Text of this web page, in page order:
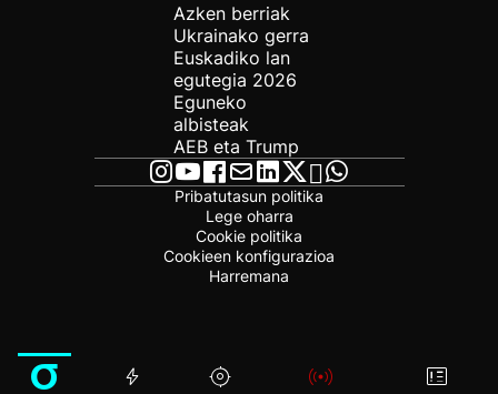
Azken berriak
Ukrainako gerra
Euskadiko lan
egutegia 2026
Eguneko
albisteak
AEB eta Trump
Pribatutasun politika
Lege oharra
Cookie politika
Cookieen konfigurazioa
Harremana